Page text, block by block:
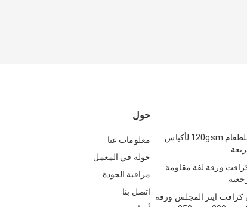
حول
معلومات عنا
جولة في المعمل
مراقبة الجودة
اتصل بنا
ورق كرافت أبيض للطعام 120gsm لأكياس
ورقة لفة مقاومة
كرافت اينر المجلس ورقة